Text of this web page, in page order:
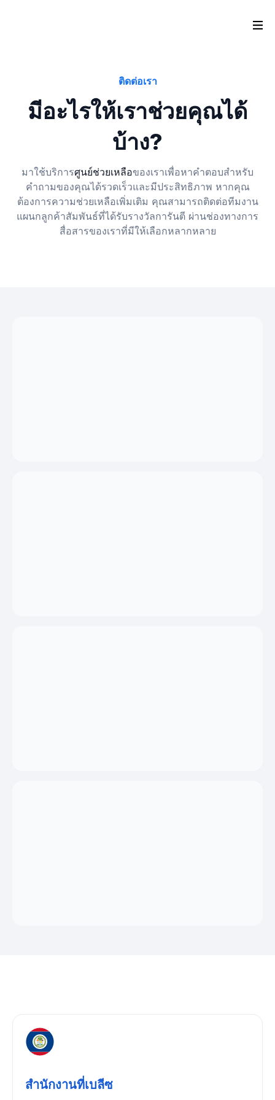
ติดต่อเรา
มีอะไรให้เราช่วยคุณได้
บ้าง?
มาใช้บริการศูนย์ช่วยเหลือของเราเพื่อหาคำตอบสำหรับ
คำถามของคุณได้รวดเร็วและมีประสิทธิภาพ หากคุณ
ต้องการความช่วยเหลือเพิ่มเติม คุณสามารถติดต่อทีมงาน
แผนกลูกค้าสัมพันธ์ที่ได้รับรางวัลการันตี ผ่านช่องทางการ
สื่อสารของเราที่มีให้เลือกหลากหลาย
สำนักงานที่เบลีซ